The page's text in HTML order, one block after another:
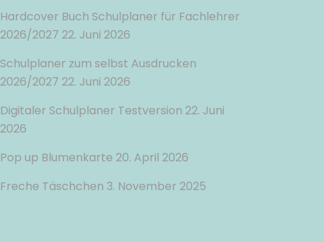
Hardcover Buch Schulplaner für Fachlehrer
2026/2027 22. Juni 2026
Schulplaner zum selbst Ausdrucken
2026/2027 22. Juni 2026
Digitaler Schulplaner Testversion 22. Juni
2026
Pop up Blumenkarte 20. April 2026
Freche Täschchen 3. November 2025